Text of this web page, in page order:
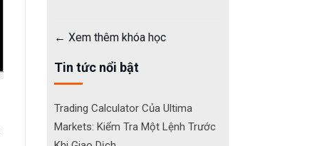
Xem thêm khóa học
Tin tức nổi bật
Trading Calculator Của Ultima
Markets: Kiểm Tra Một Lệnh Trước